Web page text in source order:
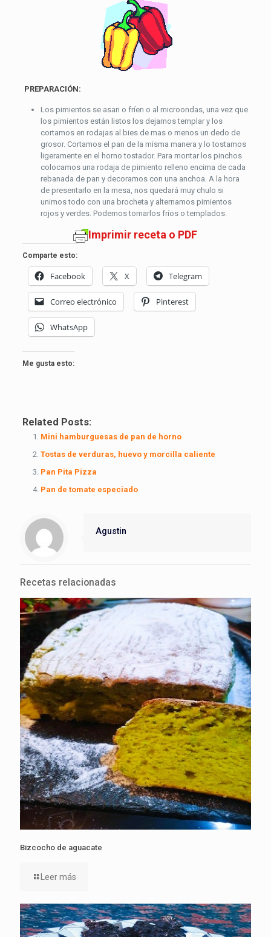
PREPARACIÓN:
Los pimientos se asan o fríen o al microondas, una vez que
los pimientos están listos los dejamos templar y los
cortamos en rodajas al bies de mas o menos un dedo de
grosor. Cortamos el pan de la misma manera y lo tostamos
ligeramente en el horno tostador. Para montar los pinchos
colocamos una rodaja de pimiento relleno encima de cada
rebanada de pan y decoramos con una anchoa. A la hora
de presentarlo en la mesa, nos quedará muy chulo si
unimos todo con una brocheta y alternamos pimientos
rojos y verdes. Podemos tomarlos fríos o templados.
Imprimir receta o PDF
Comparte esto:
Facebook X Telegram
Correo electrónico Pinterest
WhatsApp
Me gusta esto:
Related Posts:
Mini hamburguesas de pan de horno
Tostas de verduras, huevo y morcilla caliente
Pan Pita Pizza
Pan de tomate especiado
Agustin
Recetas relacionadas
Bizcocho de aguacate
Leer más